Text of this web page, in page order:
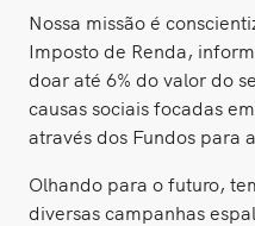
Nossa missão é
Imposto de Renda,
doar até 6% do valor do
causas sociais focadas
através dos Fundos para
Olhando para o futuro,
diversas campanhas